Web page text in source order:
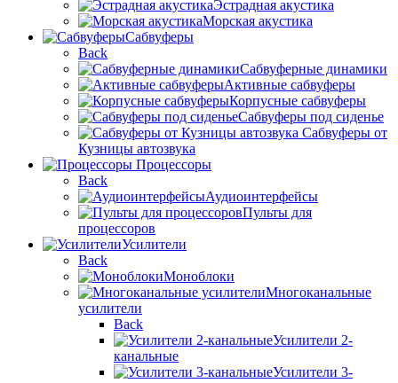
Эстрадная акустика
Морская акустика
Сабвуферы
Back
Сабвуферные динамики
Активные сабвуферы
Корпусные сабвуферы
Сабвуферы под сиденье
Сабвуферы от
Кузницы автозвука
Процессоры
Back
Аудиоинтерфейсы
Пульты для
процессоров
Усилители
Back
Моноблоки
Многоканальные
усилители
Back
Усилители 2-
канальные
Усилители 3-